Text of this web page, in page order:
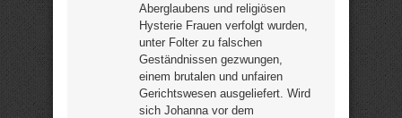
Aberglaubens und religiösen
Hysterie Frauen verfolgt wurden,
unter Folter zu falschen
Geständnissen gezwungen,
einem brutalen und unfairen
Gerichtswesen ausgeliefert. Wird
sich Johanna vor dem